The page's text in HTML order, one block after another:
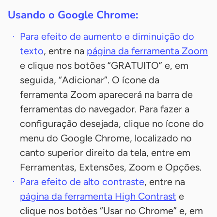
Usando o Google Chrome:
Para efeito de aumento e diminuição do
texto, entre na página da ferramenta Zoom
e clique nos botões “GRATUITO” e, em
seguida, “Adicionar”. O ícone da
ferramenta Zoom aparecerá na barra de
ferramentas do navegador. Para fazer a
configuração desejada, clique no ícone do
menu do Google Chrome, localizado no
canto superior direito da tela, entre em
Ferramentas, Extensões, Zoom e Opções.
Para efeito de alto contraste, entre na
página da ferramenta High Contrast e
clique nos botões “Usar no Chrome” e, em